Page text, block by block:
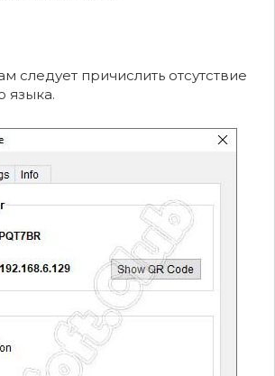
следует причислить отсутствие
языка.